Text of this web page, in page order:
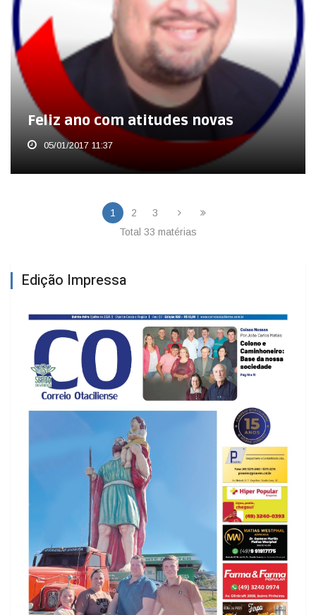
Feliz ano com atitudes novas
05/01/2017 11:37
1 2
3
Total 33 matérias
Edição Impressa